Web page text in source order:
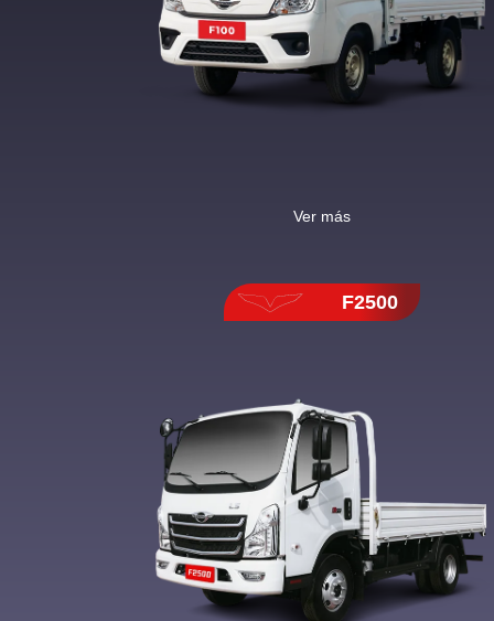
Ver más
F2500